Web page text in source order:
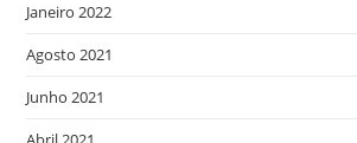
Janeiro 2022
Agosto 2021
Junho 2021